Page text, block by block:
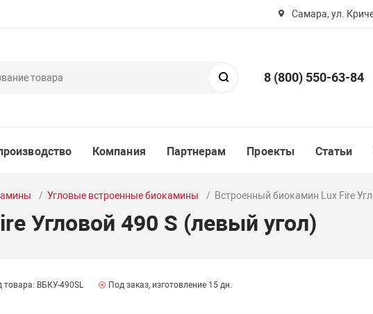
Самара, ул.
8 (800) 550-63-84
Компания Партнерам Проекты Статьи
Угловые встроенные биокамины Встроенный биокамин Lux Fire
Угловой 490 S (левый угол)
товара: ВБКУ-490SL Под заказ, изготовление 15 дн.